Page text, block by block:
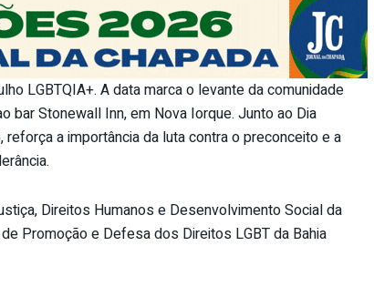
LGBTQIA+. A data marca o levante da comunidade
bar Stonewall Inn, em Nova Iorque. Junto ao Dia
a importância da luta contra o preconceito e a
Direitos Humanos e Desenvolvimento Social da
Promoção e Defesa dos Direitos LGBT da Bahia